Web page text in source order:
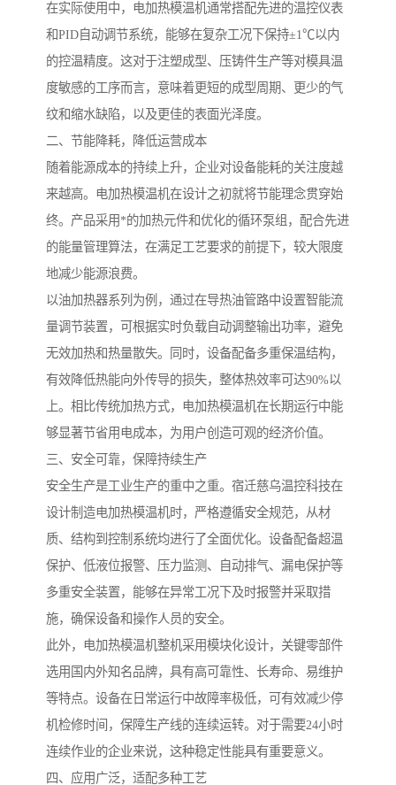
在实际使用中，电加热模温机通常搭配先进的温控仪表
和PID自动调节系统，能够在复杂工况下保持±1℃以内
的控温精度。这对于注塑成型、压铸件生产等对模具温
度敏感的工序而言，意味着更短的成型周期、更少的气
纹和缩水缺陷，以及更佳的表面光泽度。
二、节能降耗，降低运营成本
随着能源成本的持续上升，企业对设备能耗的关注度越
来越高。电加热模温机在设计之初就将节能理念贯穿始
终。产品采用*的加热元件和优化的循环泵组，配合先进
的能量管理算法，在满足工艺要求的前提下，较大限度
地减少能源浪费。
以油加热器系列为例，通过在导热油管路中设置智能流
量调节装置，可根据实时负载自动调整输出功率，避免
无效加热和热量散失。同时，设备配备多重保温结构，
有效降低热能向外传导的损失，整体热效率可达90%以
上。相比传统加热方式，电加热模温机在长期运行中能
够显著节省用电成本，为用户创造可观的经济价值。
三、安全可靠，保障持续生产
安全生产是工业生产的重中之重。宿迁慈乌温控科技在
设计制造电加热模温机时，严格遵循安全规范，从材
质、结构到控制系统均进行了全面优化。设备配备超温
保护、低液位报警、压力监测、自动排气、漏电保护等
多重安全装置，能够在异常工况下及时报警并采取措
施，确保设备和操作人员的安全。
此外，电加热模温机整机采用模块化设计，关键零部件
选用国内外知名品牌，具有高可靠性、长寿命、易维护
等特点。设备在日常运行中故障率极低，可有效减少停
机检修时间，保障生产线的连续运转。对于需要24小时
连续作业的企业来说，这种稳定性能具有重要意义。
四、应用广泛，适配多种工艺